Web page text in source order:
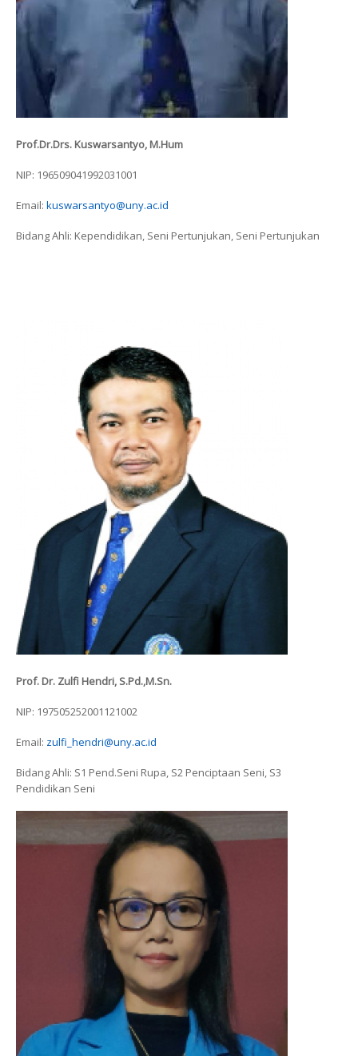
Prof.Dr.Drs. Kuswarsantyo, M.Hum
NIP: 196509041992031001
Email: kuswarsantyo@uny.ac.id
Bidang Ahli: Kependidikan, Seni Pertunjukan, Seni Pertunjukan
Prof. Dr. Zulfi Hendri, S.Pd.,M.Sn.
NIP: 197505252001121002
Email: zulfi_hendri@uny.ac.id
Bidang Ahli: S1 Pend.Seni Rupa, S2 Penciptaan Seni, S3
Pendidikan Seni